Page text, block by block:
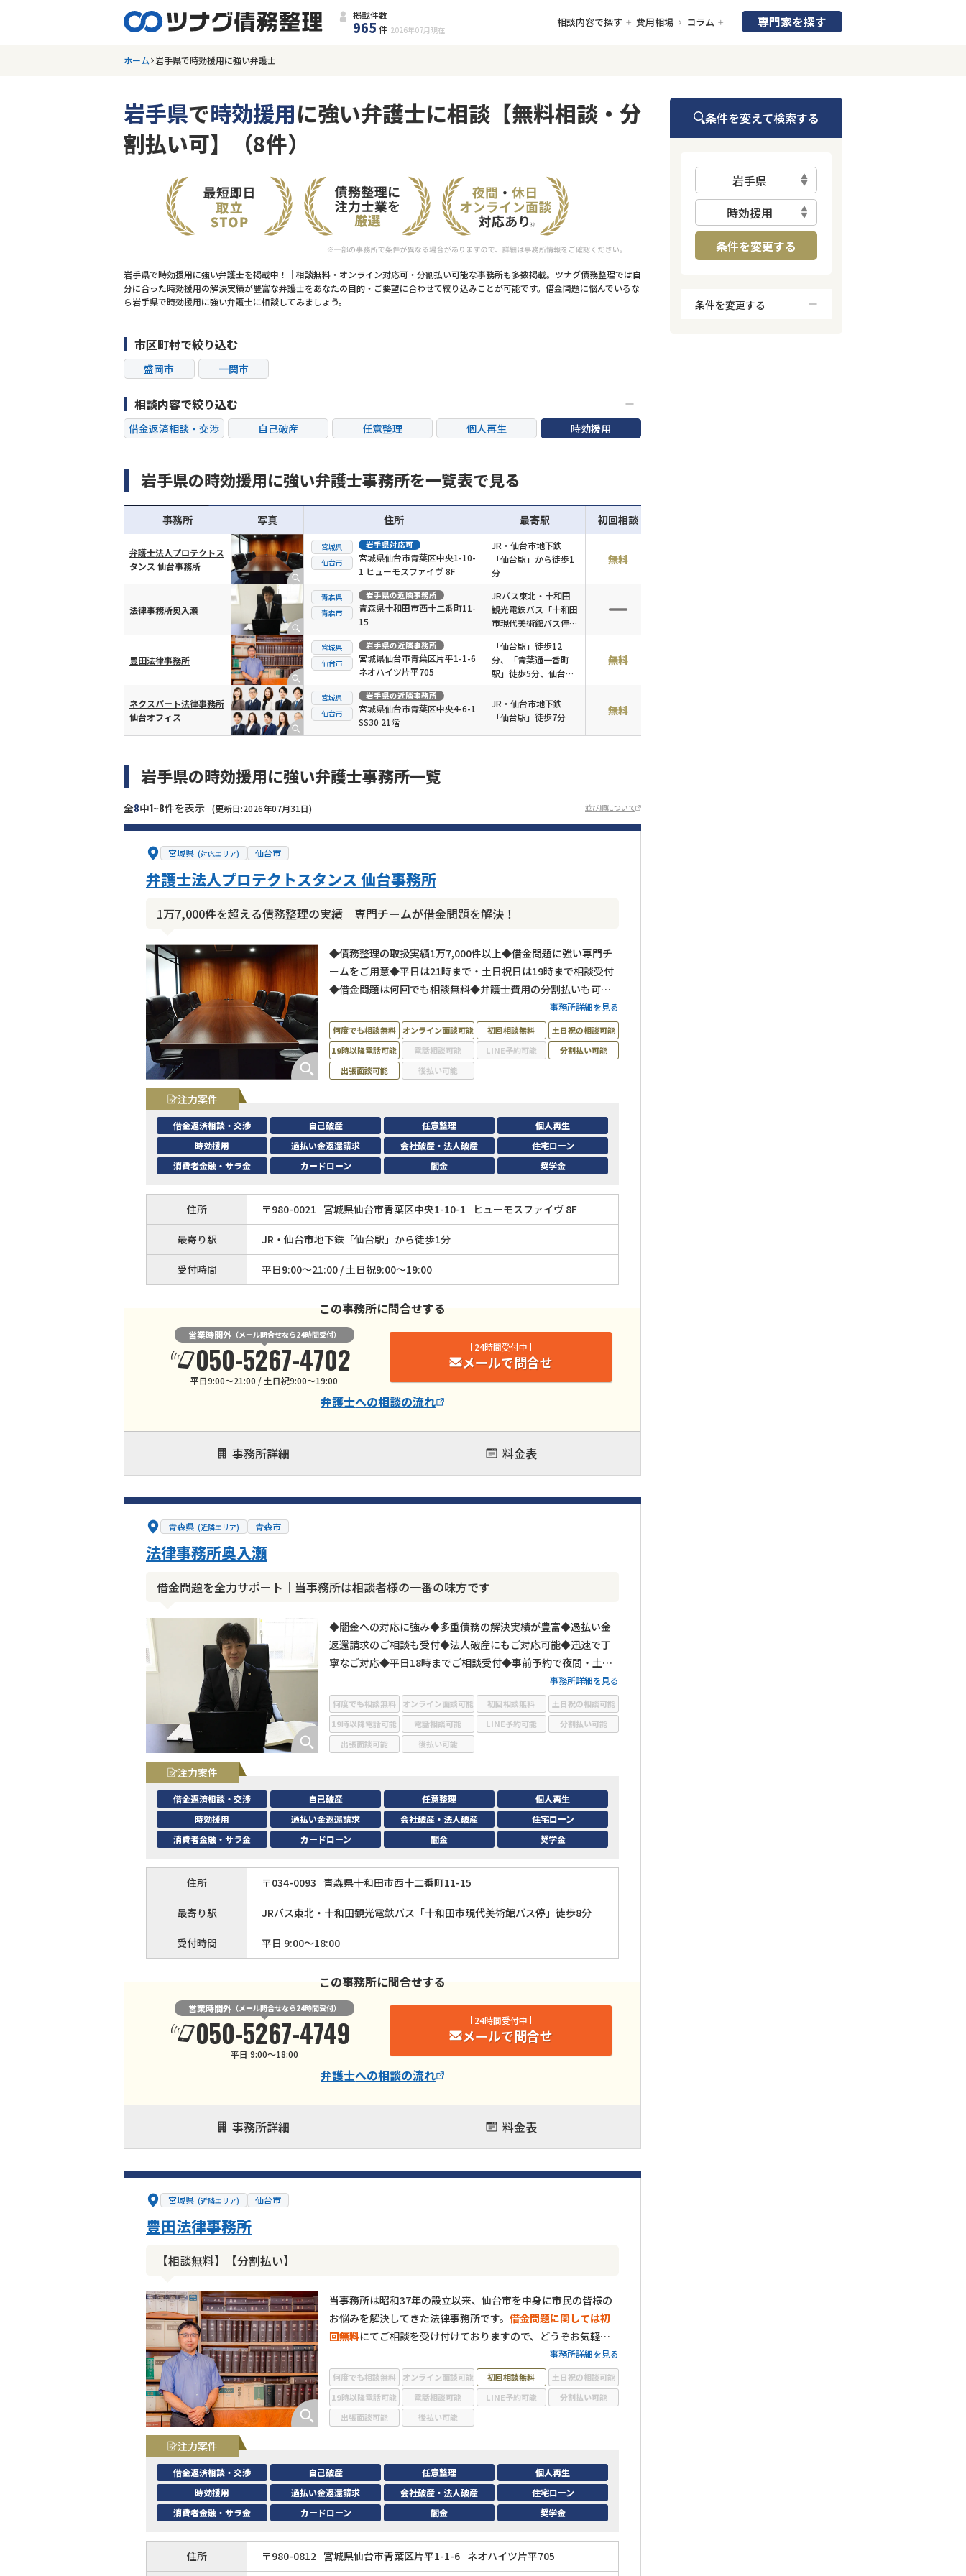
掲載件数
965 件 2026年07月 現在
相談内容で探す 費用相場 コラム 専門家を探す
ホーム 岩手県で時効援用に強い弁護士
岩手県で時効援用に強い弁護士に相談【無料相談・分
割払い可】（8件）
岩手県で時効援用に強い弁護士を掲載中！｜相談無料・オンライン対応可・分割払い可能な事務所も多数掲載。ツナグ債務整理では自
分に合った時効援用の解決実績が豊富な弁護士をあなたの目的・ご要望に合わせて絞り込みことが可能です。借金問題に悩んでいるな
ら岩手県で時効援用に強い弁護士に相談してみましょう。
市区町村で絞り込む
盛岡市 一関市
相談内容で絞り込む
借金返済相談・交渉 自己破産 任意整理 個人再生
時効援用
闇金
奨学金
岩手県の時効援用に強い弁護士事務所を一覧表で見る
横スクロール可能
事務所 写真 住所 最寄駅 初回相談
弁護士法人プロテクトス
タンス 仙台事務所
宮城県
仙台市
岩手県対応可
宮城県仙台市青葉区中央1-10-
1 ヒューモスファイヴ 8F
JR・仙台市地下鉄
「仙台駅」から徒歩1
分
無料
法律事務所奥入瀬
青森県
青森市
岩手県の近隣事務所
青森県十和田市西十二番町11-
15
JRバス東北・十和田
観光電鉄バス「十和田
市現代美術館バス停」
豊田法律事務所
宮城県
仙台市
岩手県の近隣事務所
宮城県仙台市青葉区片平1-1-6
ネオハイツ片平705
「仙台駅」徒歩12
分、「青葉通一番町
駅」徒歩5分、仙台市
等裁判所前」から徒歩
1分
無料
ネクスパート法律事務所
仙台オフィス
宮城県
仙台市
岩手県の近隣事務所
宮城県仙台市青葉区中央4-6-1
SS30 21階
JR・仙台市地下鉄
「仙台駅」徒歩7分
無料
岩手県の時効援用に強い弁護士事務所一覧
全8中1~8件を表示 (更新日:2026年07月31日) 並び順について
宮城県 (対応エリア) 仙台市
1万7,000件を超える債務整理の実績｜専門チームが借金問題を解決！
弁護士法人プロテクトスタンス 仙台事務所
◆債務整理の取扱実績1万7,000件以上◆借金問題に強い専門チ
ームをご用意◆平日は21時まで・土日祝日は19時まで相談受付
◆借金問題は何回でも相談無料◆弁護士費用の分割払いも可
事務所詳細を見る
何度でも相談無料 オンライン面談可能 初回相談無料
土日祝の相談可能
19時以降電話可能
電話相談可能 LINE予約可能
分割払い可能
出張面談可能
後払い可能
注力案件
借金返済相談・交渉 自己破産 任意整理
個人再生
時効援用
過払い金返還請求 会社破産・法人破産
住宅ローン
消費者金融・サラ金
カードローン 闇金 奨学金
住所 〒980-0021 宮城県仙台市青葉区中央1-10-1 ヒューモスファイヴ 8F
最寄り駅 JR・仙台市地下鉄「仙台駅」から徒歩1分
受付時間 平日9:00～21:00 / 土日祝9:00～19:00
この事務所に問合せする
営業時間外（メール問合せなら24時間受付）
050-5267-4702
平日9:00～21:00 / 土日祝9:00～19:00
24時間受付中
メールで問合せ
弁護士への相談の流れ
事務所詳細 料金表
青森県 (近隣エリア) 青森市
借金問題を全力サポート｜当事務所は相談者様の一番の味方です
法律事務所奥入瀬
◆闇金への対応に強み◆多重債務の解決実績が豊富◆過払い金
返還請求のご相談も受付◆法人破産にもご対応可能◆迅速で丁
寧なご対応◆平日18時までご相談受付◆事前予約で夜間・土日
事務所詳細を見る
何度でも相談無料 オンライン面談可能 初回相談無料
土日祝の相談可能
19時以降電話可能
電話相談可能 LINE予約可能
分割払い可能
出張面談可能
後払い可能
注力案件
借金返済相談・交渉 自己破産 任意整理
個人再生
時効援用
過払い金返還請求 会社破産・法人破産
住宅ローン
消費者金融・サラ金
カードローン 闇金 奨学金
住所 〒034-0093 青森県十和田市西十二番町11-15
最寄り駅 JRバス東北・十和田観光電鉄バス「十和田市現代美術館バス停」徒歩8分
受付時間 平日 9:00〜18:00
この事務所に問合せする
営業時間外（メール問合せなら24時間受付）
050-5267-4749
平日 9:00〜18:00
24時間受付中
メールで問合せ
弁護士への相談の流れ
事務所詳細 料金表
宮城県 (近隣エリア) 仙台市
【相談無料】【分割払い】
豊田法律事務所
当事務所は昭和37年の設立以来、仙台市を中身に市民の皆様の
お悩みを解決してきた法律事務所です。 借金問題に関しては初
回無料にてご相談を受け付けておりますので、どうぞお気軽に
ご相談ください。30年近く弁護士として培ってきたノウハウを
活かし、皆様に親身に寄り添って適切な解決策をご提案いたし
ます。
事務所詳細を見る
何度でも相談無料 オンライン面談可能 初回相談無料
土日祝の相談可能
19時以降電話可能
電話相談可能 LINE予約可能
分割払い可能
出張面談可能
後払い可能
注力案件
借金返済相談・交渉 自己破産 任意整理
個人再生
時効援用
過払い金返還請求 会社破産・法人破産
住宅ローン
消費者金融・サラ金
カードローン 闇金 奨学金
住所 〒980-0812 宮城県仙台市青葉区片平1-1-6 ネオハイツ片平705
条件を変えて検索する
岩手県
時効援用
条件を変更する
条件を変更する